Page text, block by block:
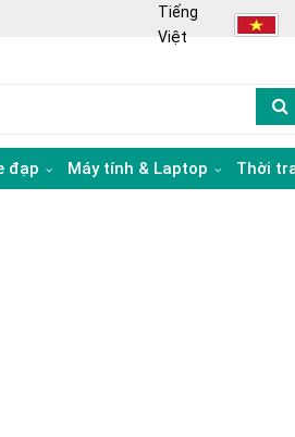
Tiếng
Việt
đạp Máy tính & Laptop Thời